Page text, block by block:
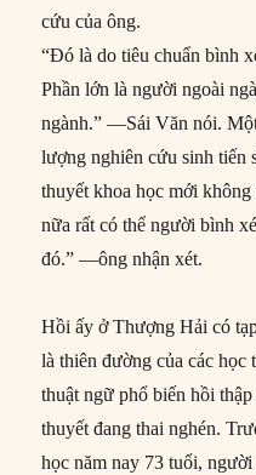
cứu của ông.
“Đó là do tiêu chuẩn bình
Phần lớn là người ngoài
ngành.” ––Sái Văn nói.
lượng nghiên cứu sinh tiến
thuyết khoa học mới
nữa rất có thể người bình
đó.” ––ông nhận xét.
Hồi ấy ở Thượng Hải có
là thiên đường của các học
thuật ngữ phổ biến hồi
thuyết đang thai nghén.
học năm nay 73 tuổi,